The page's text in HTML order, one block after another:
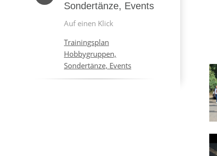
Sondertänze, Events
Auf einen Klick
Trainingsplan
Hobbygruppen,
Sondertänze, Events